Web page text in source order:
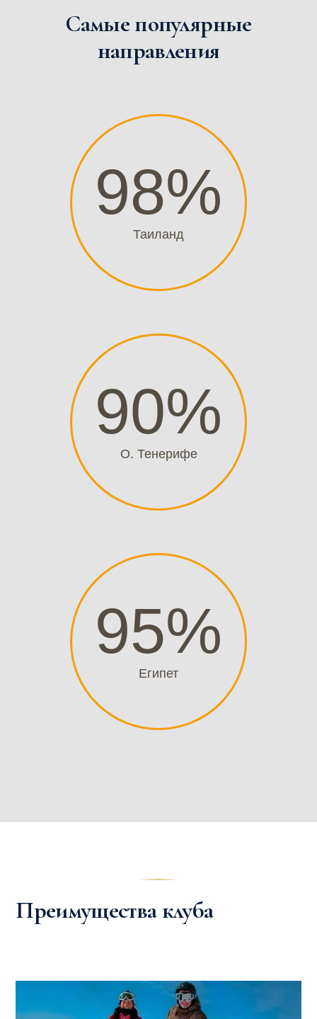
Самые популярные
направления
98%
Таиланд
90%
О. Тенерифе
95%
Египет
Преимущества клуба